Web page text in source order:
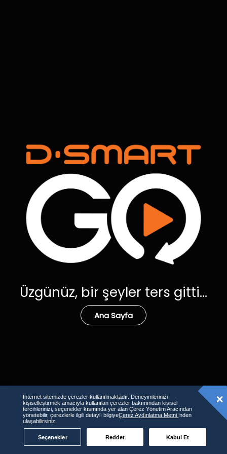
Üzgünüz, bir şeyler ters gitti...
Ana Sayfa
İnternet sitemizde çerezler kullanılmaktadır. Deneyimlerinizi
kişiselleştirmek amacıyla kullanılan çerezler bakımından kişisel
tercihlerinizi, seçenekler kısmında yer alan Çerez Yönetim Aracından
yönetebilir, çerezlerle ilgili detaylı bilgiyeÇerez Aydınlatma Metni’nden
ulaşabilirsiniz.
Seçenekler Reddet Kabul Et